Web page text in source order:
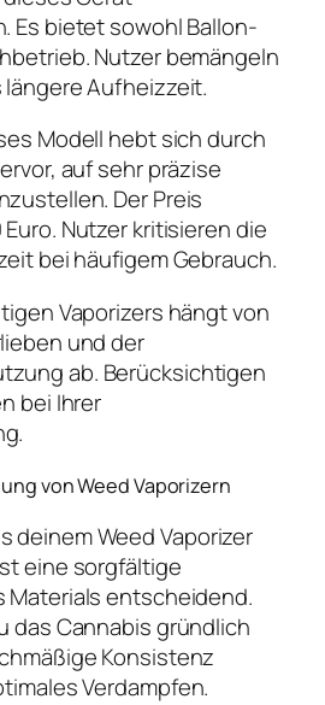
Es bietet sowohl Ballon-
Nutzer bemängeln
Aufheizzeit.
Modell hebt sich durch
auf sehr präzise
Der Preis
Nutzer kritisieren die
bei häufigem Gebrauch.
Vaporizers hängt von
und der
ab. Berücksichtigen
bei Ihrer
von Weed Vaporizern
deinem Weed Vaporizer
eine sorgfältige
Materials entscheidend.
das Cannabis gründlich
Konsistenz
Verdampfen.